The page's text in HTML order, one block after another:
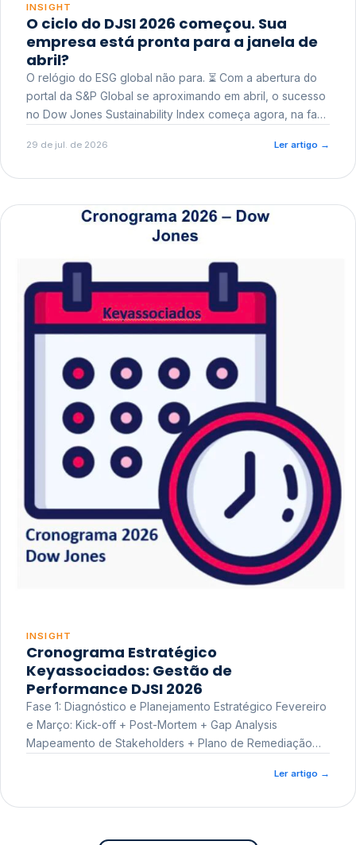
INSIGHT
O ciclo do DJSI 2026 começou. Sua
empresa está pronta para a janela de
abril?
O relógio do ESG global não para. ⏳ Com a abertura do
portal da S&P Global se aproximando em abril, o sucesso
no Dow Jones Sustainability Index começa agora, na fase
29 de jul. de 2026 Ler artigo →
INSIGHT
Cronograma Estratégico
Keyassociados: Gestão de
Performance DJSI 2026
Fase 1: Diagnóstico e Planejamento Estratégico Fevereiro
e Março: Kick-off + Post-Mortem + Gap Analysis
Mapeamento de Stakeholders + Plano de Remediação
Ler artigo →